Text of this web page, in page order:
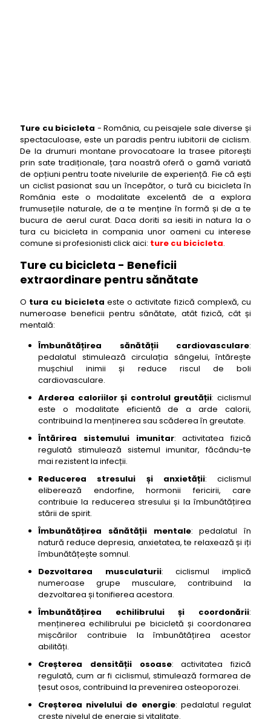
Ture cu bicicleta - România, cu peisajele sale diverse și
spectaculoase, este un paradis pentru iubitorii de ciclism.
De la drumuri montane provocatoare la trasee pitorești
prin sate tradiționale, țara noastră oferă o gamă variată
de opțiuni pentru toate nivelurile de experiență. Fie că ești
un ciclist pasionat sau un începător, o tură cu bicicleta în
România este o modalitate excelentă de a explora
frumusețile naturale, de a te menține în formă și de a te
bucura de aerul curat. Daca doriti sa iesiti in natura la o
tura cu bicicleta in compania unor oameni cu interese
comune si profesionisti click aici: ture cu bicicleta.
Ture cu bicicleta - Beneficii
extraordinare pentru sănătate
O tura cu bicicleta este o activitate fizică complexă, cu
numeroase beneficii pentru sănătate, atât fizică, cât și
mentală:
Îmbunătățirea sănătății cardiovasculare:
pedalatul stimulează circulația sângelui, întărește
mușchiul inimii și reduce riscul de boli
cardiovasculare.
Arderea caloriilor și controlul greutății: ciclismul
este o modalitate eficientă de a arde calorii,
contribuind la menținerea sau scăderea în greutate.
Întărirea sistemului imunitar: activitatea fizică
regulată stimulează sistemul imunitar, făcându-te
mai rezistent la infecții.
Reducerea stresului și anxietății: ciclismul
eliberează endorfine, hormonii fericirii, care
contribuie la reducerea stresului și la îmbunătățirea
stării de spirit.
Îmbunătățirea sănătății mentale: pedalatul în
natură reduce depresia, anxietatea, te relaxează și iți
îmbunătățește somnul.
Dezvoltarea musculaturii: ciclismul implică
numeroase grupe musculare, contribuind la
dezvoltarea și tonifierea acestora.
Îmbunătățirea echilibrului și coordonării:
menținerea echilibrului pe bicicletă și coordonarea
mișcărilor contribuie la îmbunătățirea acestor
abilități.
Creșterea densității osoase: activitatea fizică
regulată, cum ar fi ciclismul, stimulează formarea de
țesut osos, contribuind la prevenirea osteoporozei.
Creșterea nivelului de energie: pedalatul regulat
crește nivelul de energie și vitalitate.